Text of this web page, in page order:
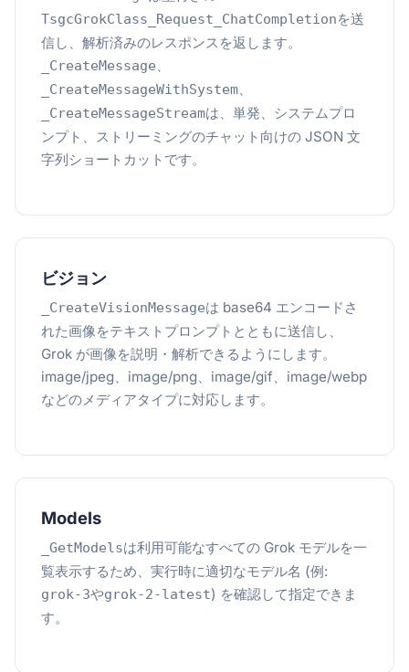
TsgcGrokClass_Request_ChatCompletionを送
信し、解析済みのレスポンスを返します。
_CreateMessage、
_CreateMessageWithSystem、
_CreateMessageStreamは、単発、システムプロ
ンプト、ストリーミングのチャット向けの JSON 文
字列ショートカットです。
ビジョン
_CreateVisionMessageは base64 エンコードさ
れた画像をテキストプロンプトとともに送信し、
Grok が画像を説明・解析できるようにします。
image/jpeg、image/png、image/gif、image/webp
などのメディアタイプに対応します。
Models
_GetModelsは利用可能なすべての Grok モデルを一
覧表示するため、実行時に適切なモデル名 (例:
grok-3やgrok-2-latest) を確認して指定できま
す。